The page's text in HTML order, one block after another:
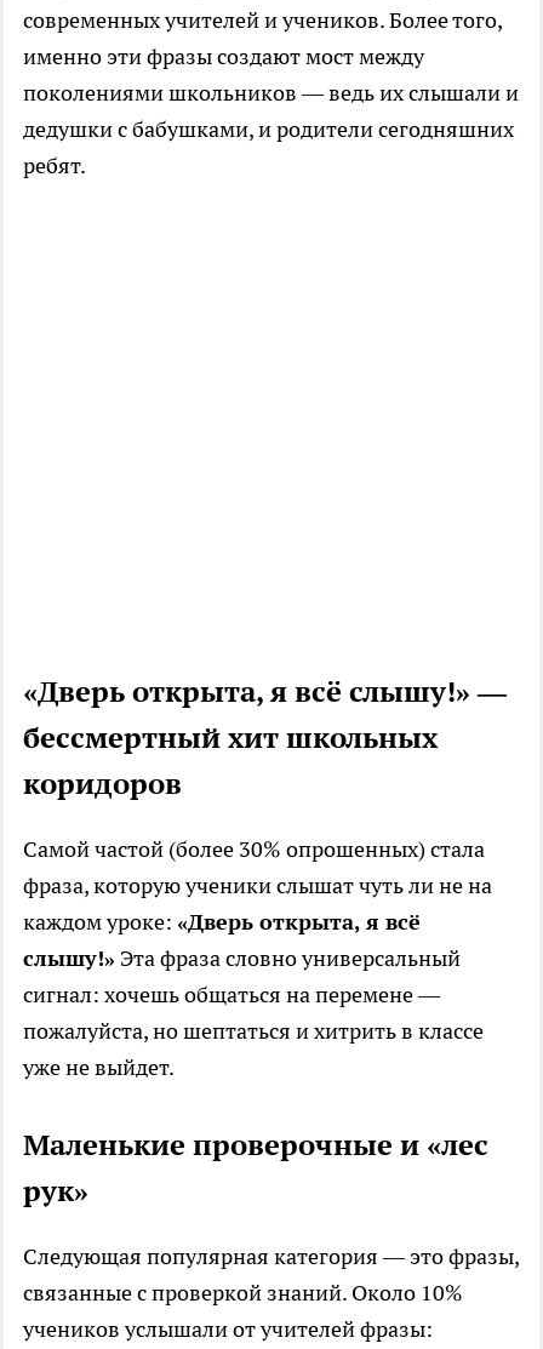
современных учителей и учеников. Более того,
именно эти фразы создают мост между
поколениями школьников — ведь их слышали и
дедушки с бабушками, и родители сегодняшних
ребят.
«Дверь открыта, я всё слышу!» —
бессмертный хит школьных
коридоров
Самой частой (более 30% опрошенных) стала
фраза, которую ученики слышат чуть ли не на
каждом уроке: «Дверь открыта, я всё
слышу!» Эта фраза словно универсальный
сигнал: хочешь общаться на перемене —
пожалуйста, но шептаться и хитрить в классе
уже не выйдет.
Маленькие проверочные и «лес
рук»
Следующая популярная категория — это фразы,
связанные с проверкой знаний. Около 10%
учеников услышали от учителей фразы: